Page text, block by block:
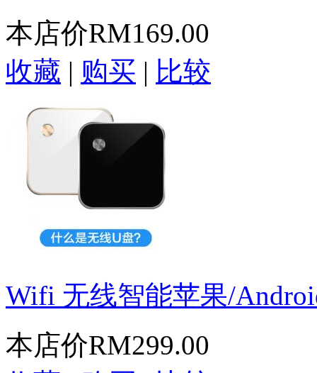
本店价RM169.00
收藏 | 购买 | 比较
Wifi 无线智能苹果/
本店价RM299.00